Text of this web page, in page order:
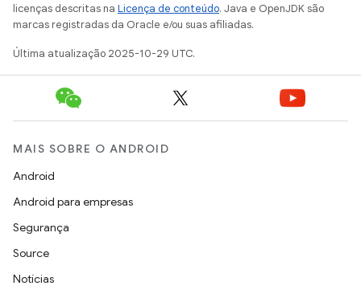
licenças descritas na Licença de conteúdo. Java e OpenJDK são
marcas registradas da Oracle e/ou suas afiliadas.
Última atualização 2025-10-29 UTC.
MAIS SOBRE O ANDROID
Android
Android para empresas
Segurança
Source
Notícias